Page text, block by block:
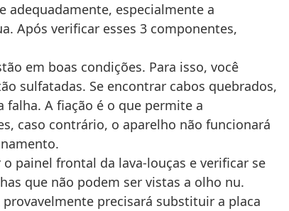
adequadamente, especialmente a
Após verificar esses 3 componentes,
em boas condições. Para isso, você
sulfatadas. Se encontrar cabos quebrados,
falha. A fiação é o que permite a
caso contrário, o aparelho não funcionará
painel frontal da lava-louças e verificar se
que não podem ser vistas a olho nu.
precisará substituir a placa